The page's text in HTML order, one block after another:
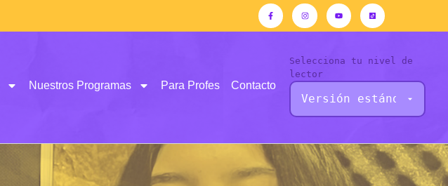
Nuestros Programas Para Profes Contacto
Selecciona tu nivel de
lector